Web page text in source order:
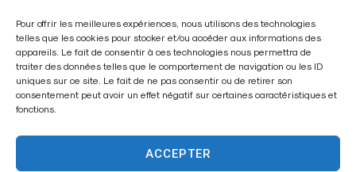
Pour offrir les meilleures expériences, nous utilisons des technologies
telles que les cookies pour stocker et/ou accéder aux informations des
appareils. Le fait de consentir à ces technologies nous permettra de
traiter des données telles que le comportement de navigation ou les ID
uniques sur ce site. Le fait de ne pas consentir ou de retirer son
consentement peut avoir un effet négatif sur certaines caractéristiques et
fonctions.
ACCEPTER
Mairie de
Fontenay-Trésigny
Mairie,
77610 – Fontenay-Trésigny